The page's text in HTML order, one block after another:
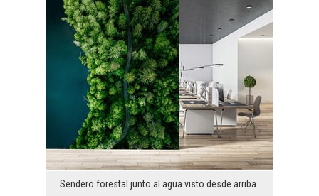
Sendero forestal junto al agua visto desde arriba